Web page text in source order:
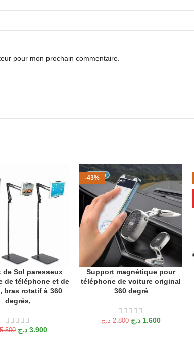
pour mon prochain commentaire.
PANIER
de Sol paresseux
de téléphone et de
bras rotatif à 360
degrés,
3.900 د.ج
-43%
AJOUTER AU PANIER
Support magnétique pour
téléphone de voiture original
360 degré
2.800 د.ج 1.600 د.ج